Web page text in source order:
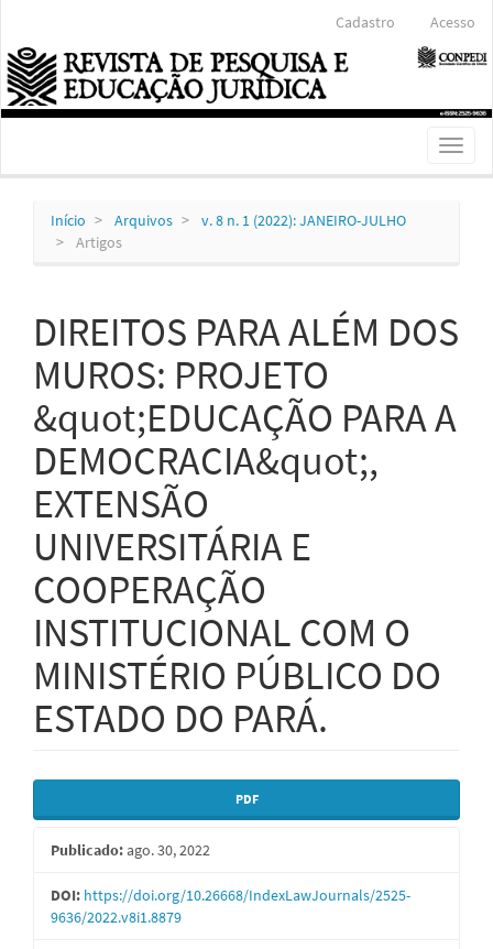
Conteúdo
principal
Barra
Lateral
Cadastro Acesso
Toggle
Início Arquivos
v. 8 n. 1 (2022): JANEIRO-JULHO
Artigos
DIREITOS PARA ALÉM DOS
MUROS: PROJETO
&quot;EDUCAÇÃO PARA A
DEMOCRACIA&quot;,
EXTENSÃO
UNIVERSITÁRIA E
COOPERAÇÃO
INSTITUCIONAL COM O
MINISTÉRIO PÚBLICO DO
ESTADO DO PARÁ.
Barra
lateral
de
artigos
PDF
Publicado:ago. 30, 2022
DOI: https://doi.org/10.26668/IndexLawJournals/2525-
9636/2022.v8i1.8879